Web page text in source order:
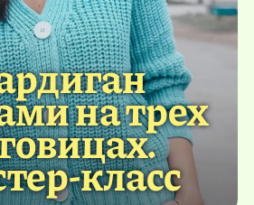
на трех
класс